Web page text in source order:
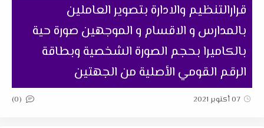
قرارالتنظيم والادارة بتصوير العاملين
بالمدارس و الاقسام و الموجهين صورة حية
بالكاميرا بحجم الصورة الشخصية وبطاقة
الرقم القومي الأصلية من الجهتين
07 أكتوبر 2021 (0)